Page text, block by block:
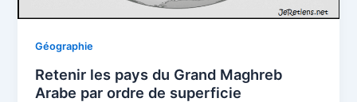
Géographie
Retenir les pays du Grand Maghreb
Arabe par ordre de superficie